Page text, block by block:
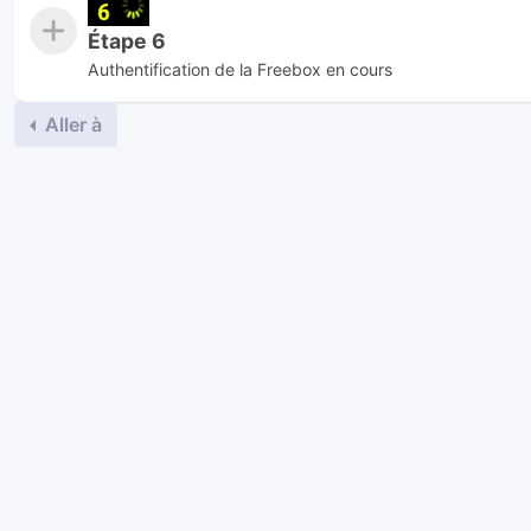
Étape 6
Authentification de la Freebox en cours
Aller à